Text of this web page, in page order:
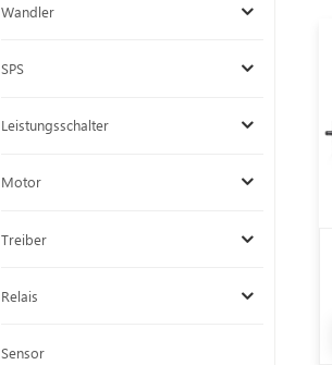
Wandler
SPS
Leistungsschalter
Motor
Treiber
Relais
Sensor